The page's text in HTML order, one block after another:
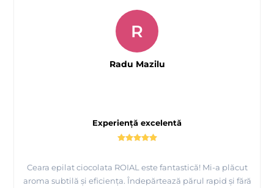
Experiență excelentă
Ceara epilat ciocolata ROIAL este fantastică! Mi-a plăcut
aroma subtilă și eficiența. Îndepărtează părul rapid și fără
R
Radu Mazilu